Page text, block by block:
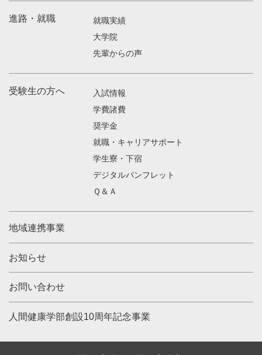
進路・就職
就職実績
大学院
先輩からの声
受験生の方へ
入試情報
学費諸費
奨学金
就職・キャリアサポート
学生寮・下宿
デジタルパンフレット
Ｑ＆Ａ
地域連携事業
お知らせ
お問い合わせ
人間健康学部創設10周年記念事業